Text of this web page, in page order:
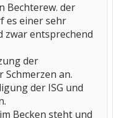
Bechterew. der
es einer sehr
zwar entsprechend
der
an.
der ISG und
Becken steht und